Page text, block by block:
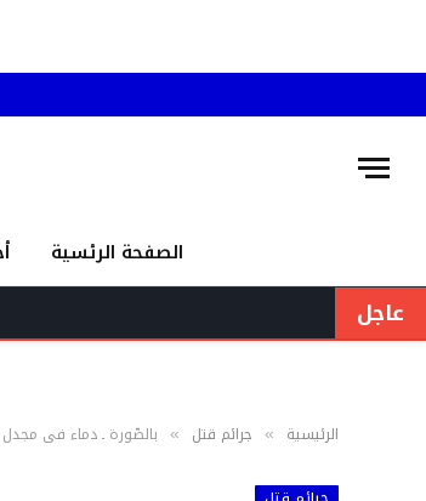
الصفحة الرئسية
عاجل
الرئيسية » جرائم قتل » بالصّورة ـ دماء في